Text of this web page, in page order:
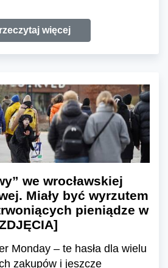
więcej
we wrocławskiej
Miały być wyrzutem
pieniądze w
Monday – te hasła dla wielu
zakupów i jeszcze